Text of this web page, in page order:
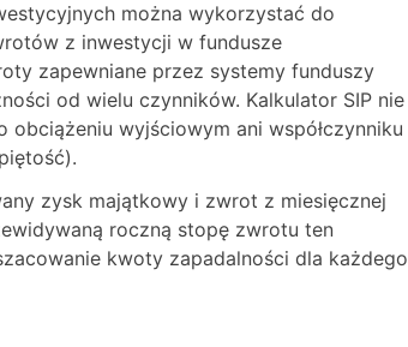
można wykorzystać do
z inwestycji w fundusze
zapewniane przez systemy funduszy
od wielu czynników. Kalkulator SIP nie
wyjściowym ani współczynniku
zysk majątkowy i zwrot z miesięcznej
roczną stopę zwrotu ten
kwoty zapadalności dla każdego